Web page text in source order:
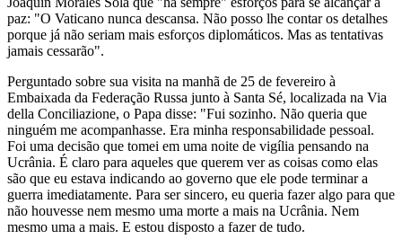
paz: "O Vaticano nunca descansa. Não posso lhe contar os detalhes
porque já não seriam mais esforços diplomáticos. Mas as tentativas
jamais cessarão".
Perguntado sobre sua visita na manhã de 25 de fevereiro à
Embaixada da Federação Russa junto à Santa Sé, localizada na Via
della Conciliazione, o Papa disse: "Fui sozinho. Não queria que
ninguém me acompanhasse. Era minha responsabilidade pessoal.
Foi uma decisão que tomei em uma noite de vigília pensando na
Ucrânia. É claro para aqueles que querem ver as coisas como elas
são que eu estava indicando ao governo que ele pode terminar a
guerra imediatamente. Para ser sincero, eu queria fazer algo para que
não houvesse nem mesmo uma morte a mais na Ucrânia. Nem
mesmo uma a mais. E estou disposto a fazer de tudo.